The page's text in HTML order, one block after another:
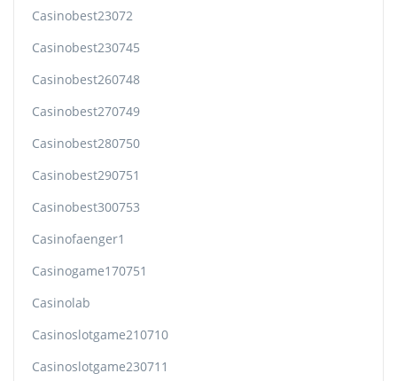
Casinobest23072
Casinobest230745
Casinobest260748
Casinobest270749
Casinobest280750
Casinobest290751
Casinobest300753
Casinofaenger1
Casinogame170751
Casinolab
Casinoslotgame210710
Casinoslotgame230711